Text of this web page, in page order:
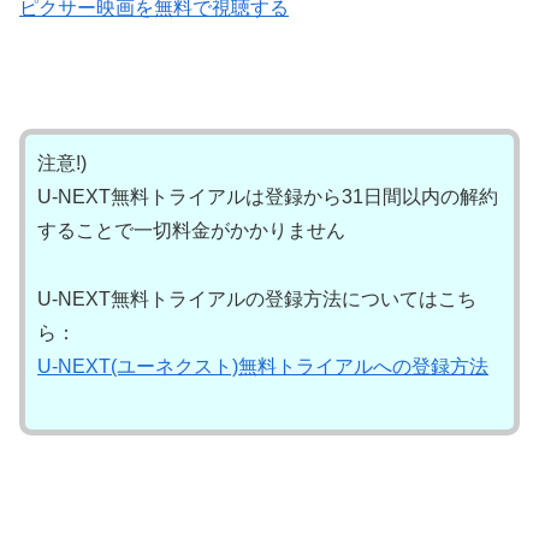
ピクサー映画を無料で視聴する
注意!)
U-NEXT無料トライアルは登録から31日間以内の解約
することで一切料金がかかりません
U-NEXT無料トライアルの登録方法についてはこち
ら：
U-NEXT(ユーネクスト)無料トライアルへの登録方法